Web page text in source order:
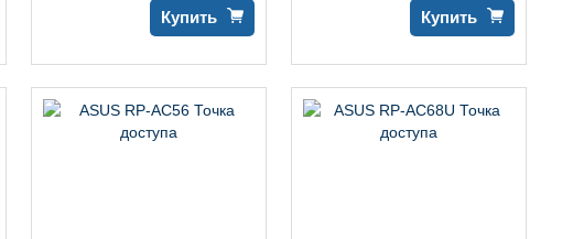
Купить Купить